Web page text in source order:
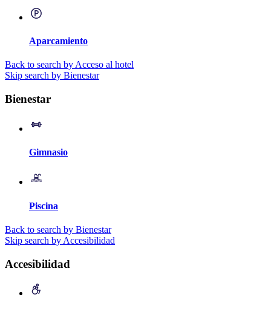
Aparcamiento
Back to search by Acceso al hotel
Skip search by Bienestar
Bienestar
Gimnasio
Piscina
Back to search by Bienestar
Skip search by Accesibilidad
Accesibilidad